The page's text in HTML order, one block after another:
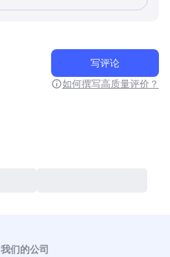
写评论
如何撰写高质量评价？
我们的公司